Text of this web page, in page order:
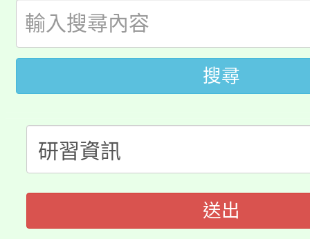
開!
115年桃園市運動會8/
田徑場及游泳池舉行。
桃園市低收入戶享有免
視費優惠，中低收入戶
半價優惠，詳情可洽有
者。
大園自造教育及科技
份教師增能研習
份教師研習
淨零綠生活教案入校路
會
115年食農教育專業人
程
搜尋
送出